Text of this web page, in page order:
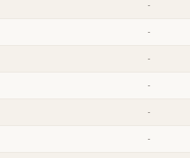
-
-
-
-
-
-